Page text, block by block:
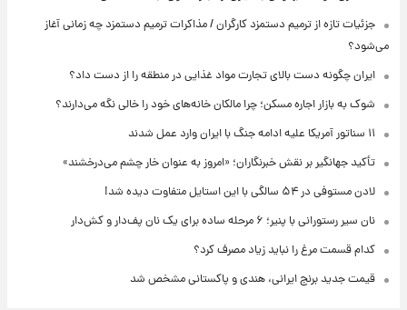
جزئیات تازه از ترمیم دستمزد کارگران / مذاکرات ترمیم دستمزد چه زمانی آغاز
می‌شود؟
ایران چگونه دست بالای تجارت مواد غذایی در منطقه را از دست داد؟
شوک به بازار اجاره مسکن؛ چرا مالکان خانه‌های خود را خالی نگه می‌دارند؟
۱۱ سناتور آمریکا علیه ادامه جنگ با ایران وارد عمل شدند
تأکید جهانگیر بر نقش خبرنگاران؛ «امروز به عنوان خار چشم می‌درخشند»
لادن مستوفی در ۵۴ سالگی با این استایل متفاوت دیده شد!
نان سیر رستورانی با پنیر؛ ۶ مرحله ساده برای یک نان پف‌دار و کش‌دار
کدام قسمت مرغ را نباید زیاد مصرف کرد؟
قیمت جدید برنج ایرانی، هندی و پاکستانی مشخص شد